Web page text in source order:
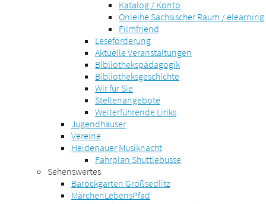
Katalog / Konto
Onleihe Sächsischer Raum / elearning
Filmfriend
Leseförderung
Aktuelle Veranstaltungen
Bibliothekspädagogik
Bibliotheksgeschichte
Wir für Sie
Stellenangebote
Weiterführende Links
Jugendhäuser
Vereine
Heidenauer Musiknacht
Fahrplan Shuttlebusse
Sehenswertes
Barockgarten Großsedlitz
MärchenLebensPfad